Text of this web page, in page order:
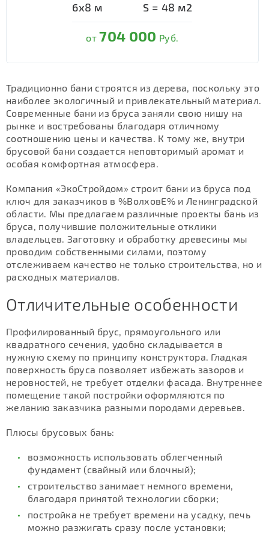
6х8 м S = 48 м2
от704 000 Руб.
Традиционно бани строятся из дерева, поскольку это
наиболее экологичный и привлекательный материал.
Современные бани из бруса заняли свою нишу на
рынке и востребованы благодаря отличному
соотношению цены и качества. К тому же, внутри
брусовой бани создается неповторимый аромат и
особая комфортная атмосфера.
Компания «ЭкоСтройдом» строит бани из бруса под
ключ для заказчиков в %ВолховЕ% и Ленинградской
области. Мы предлагаем различные проекты бань из
бруса, получившие положительные отклики
владельцев. Заготовку и обработку древесины мы
проводим собственными силами, поэтому
отслеживаем качество не только строительства, но и
расходных материалов.
Отличительные особенности
Профилированный брус, прямоугольного или
квадратного сечения, удобно складывается в
нужную схему по принципу конструктора. Гладкая
поверхность бруса позволяет избежать зазоров и
неровностей, не требует отделки фасада. Внутреннее
помещение такой постройки оформляются по
желанию заказчика разными породами деревьев.
Плюсы брусовых бань:
возможность использовать облегченный
фундамент (свайный или блочный);
строительство занимает немного времени,
благодаря принятой технологии сборки;
постройка не требует времени на усадку, печь
можно разжигать сразу после установки;